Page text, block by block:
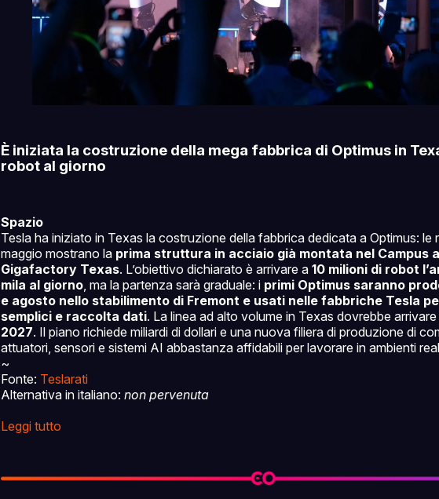
È iniziata la costruzione della mega fabbrica di Optimus in
robot al giorno
Spazio
Tesla ha iniziato in Texas la costruzione della fabbrica dedicata a Optimus: le
maggio mostrano la prima struttura in acciaio già montata nel Campus
Gigafactory Texas. L’obiettivo dichiarato è arrivare a 10 milioni di robot
mila al giorno, ma la partenza sarà graduale: i primi Optimus saranno
e agosto nello stabilimento di Fremont e usati nelle fabbriche Tesla
semplici e raccolta dati. La linea ad alto volume in Texas dovrebbe arrivare
2027. Il piano richiede miliardi di dollari e una nuova filiera di produzione di
attuatori, sensori e sistemi AI abbastanza affidabili per lavorare in ambienti
~
Fonte: Teslarati
Alternativa in italiano: non pervenuta
Leggi tutto